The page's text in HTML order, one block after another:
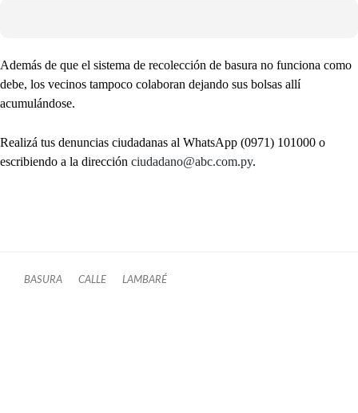
Además de que el sistema de recolección de basura no funciona como
debe, los vecinos tampoco colaboran dejando sus bolsas allí
acumulándose.
Realizá tus denuncias ciudadanas al WhatsApp (0971) 101000 o
escribiendo a la dirección ciudadano@abc.com.py.
BASURA CALLE LAMBARÉ